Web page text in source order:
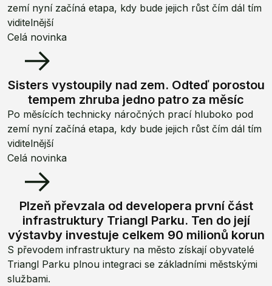
zemí nyní začíná etapa, kdy bude jejich růst čím dál tím
viditelnější
Celá novinka
Sisters vystoupily nad zem. Odteď porostou
tempem zhruba jedno patro za měsíc
Po měsících technicky náročných prací hluboko pod
zemí nyní začíná etapa, kdy bude jejich růst čím dál tím
viditelnější
Celá novinka
Plzeň převzala od developera první část
infrastruktury Triangl Parku. Ten do její
výstavby investuje celkem 90 milionů korun
S převodem infrastruktury na město získají obyvatelé
Triangl Parku plnou integraci se základními městskými
službami.